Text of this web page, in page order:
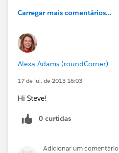
Carregar mais comentários...
Alexa Adams (roundCorner)
17 de jul. de 2013 16:03
Hi Steve!
0 curtidas
Adicionar um comentário